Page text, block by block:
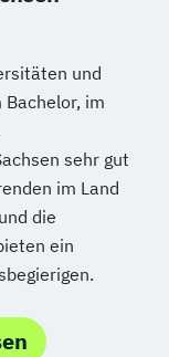
und
im
sehr gut
im Land
die
ein